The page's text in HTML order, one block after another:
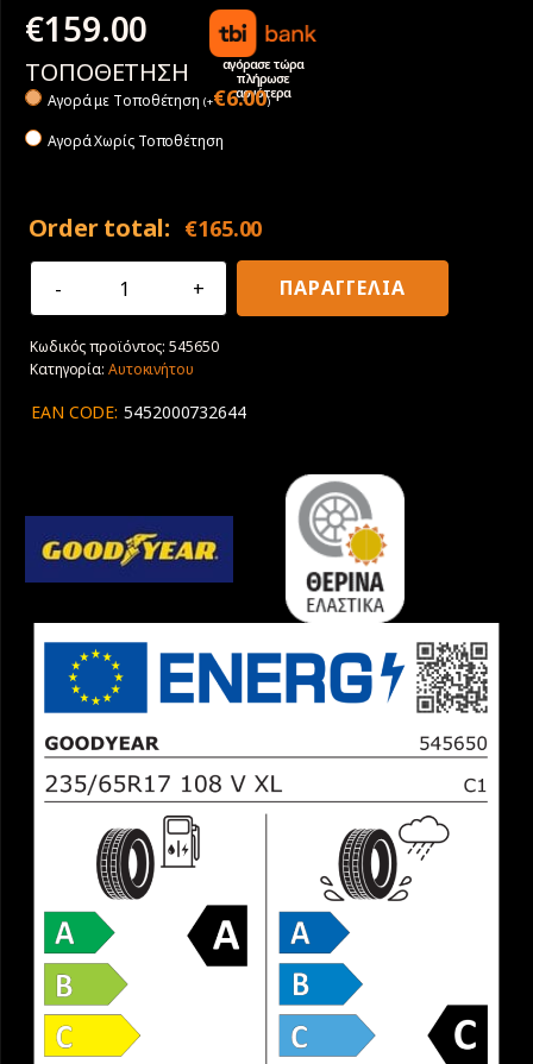
€159.00
αγόρασε τώρα
πλήρωσε
αργότερα
ΤΟΠΟΘΕΤΗΣΗ
Αγορά με Tοποθέτηση (+€6.00)
Αγορά Χωρίς Τοποθέτηση
Order total: €165.00
235/65R17
Goodyear
Eagle
Asymmetric
ΠΑΡΑΓΓΕΛΙΑ
Κωδικός προϊόντος:545650
Κατηγορία: Αυτοκινήτου
EAN CODE: 5452000732644